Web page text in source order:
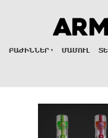
ԲԱԺԻՆՆԵՐ ՄԱՄՈՒԼ